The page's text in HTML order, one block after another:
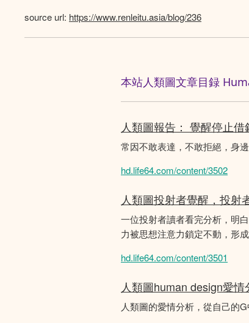
source url: https://www.renleitu.asia/blog/236
本站人類圖文章目録
人類圖報告： 覺醒停止
常因不敢表達，不敢拒絕，身
hd.life64.com/content/3502
人類圖投射者覺醒，投射
一位投射者讀者看完分析，明
力被思想注意力鎖定不動，形
hd.life64.com/content/3501
人類圖human design愛
人類圖的愛情分析，從自己的